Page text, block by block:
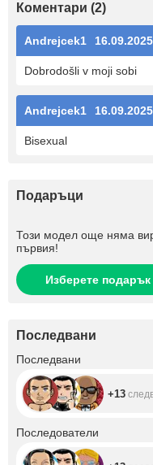
Коментари (2)
Andrejcek1 16.09.2025
Dobrodošli v moji sobi
Andrejcek1 16.09.2025
Bisexual
Подаръци
Този модел още няма
първия!
Изберете подарък
Последвани
Последвани
+13
Последователи